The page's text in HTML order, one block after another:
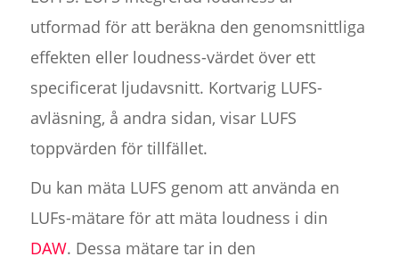
utformad för att beräkna den genomsnittliga
effekten eller loudness-värdet över ett
specificerat ljudavsnitt. Kortvarig LUFS-
avläsning, å andra sidan, visar LUFS
toppvärden för tillfället.
Du kan mäta LUFS genom att använda en
LUFs-mätare för att mäta loudness i din
DAW. Dessa mätare tar in den